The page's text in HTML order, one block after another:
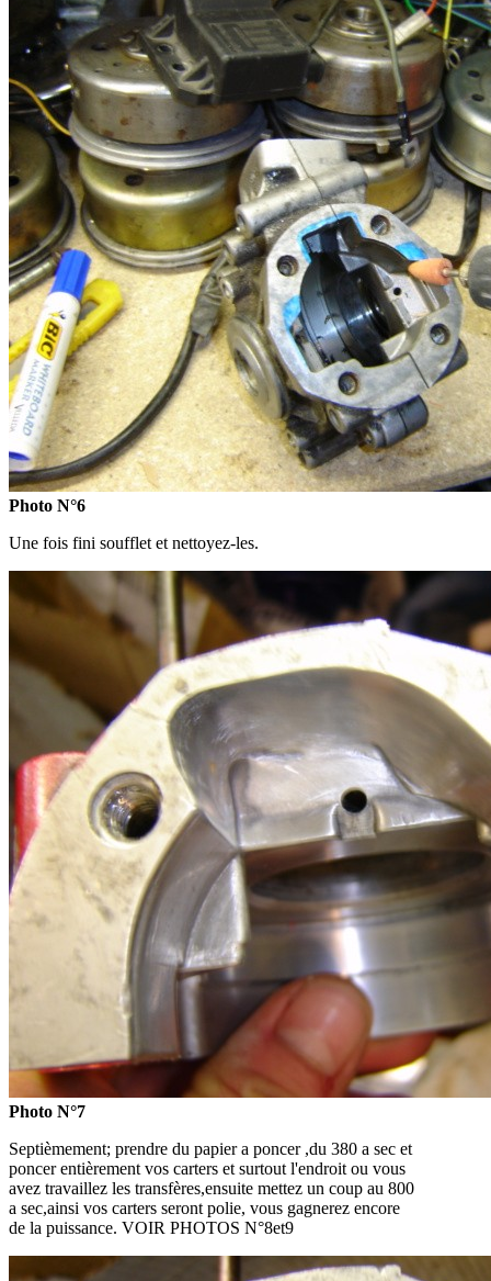
Photo N°6
Une fois fini soufflet et nettoyez-les.
Photo N°7
Septièmement; prendre du papier a poncer ,du 380 a sec et
poncer entièrement vos carters et surtout l'endroit ou vous
avez travaillez les transfères,ensuite mettez un coup au 800
a sec,ainsi vos carters seront polie, vous gagnerez encore
de la puissance. VOIR PHOTOS N°8et9